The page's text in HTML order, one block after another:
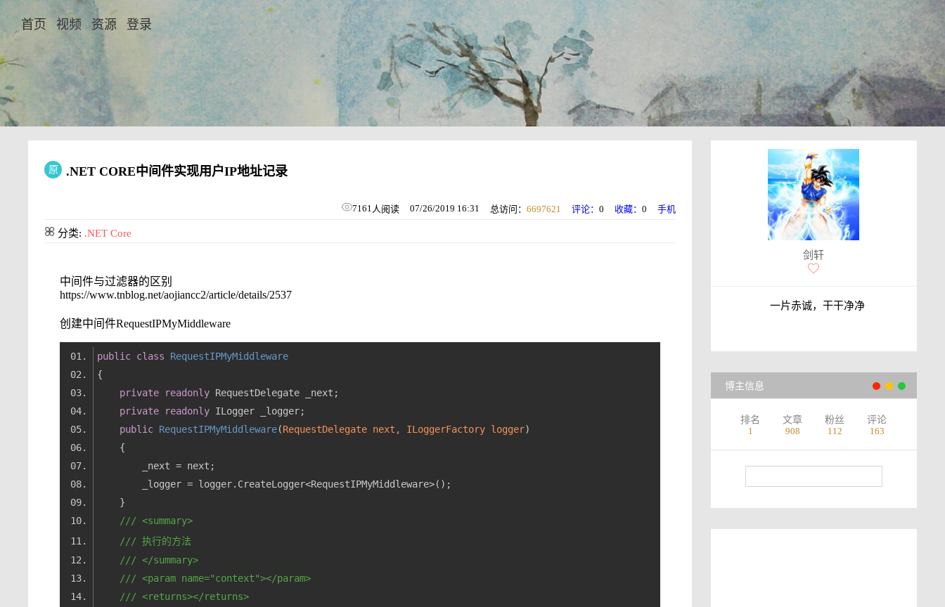
首页 视频 资源 登录
原 .NET CORE中间件实现用户IP地址记录
7161 人阅读 07/26/2019 16:31 总访问：6697621 评论：0 收藏：0 手机
分类: .NET Core
中间件与过滤器的区别
https://www.tnblog.net/aojiancc2/article/details/2537
创建中间件RequestIPMyMiddleware
public class
RequestIPMyMiddleware
private
readonly
private
readonly
public RequestIPMyMiddleware(RequestDelegate next, ILoggerFactory logger)
/// <summary>
/// 执行的方法
/// </summary>
/// <param name="context"></param>
/// <returns></returns>
剑轩
一片赤诚，干干净净
博主信息
排名
1
文章
908
粉丝
112
评论
163